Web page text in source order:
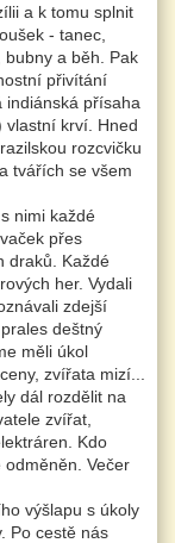
a k tomu splnit
- tanec,
a běh. Pak
přivítání
indiánská přísaha
vlastní krví. Hned
rozcvičku
tvářích se všem
nimi každé
přes
draků. Každé
her. Vydali
zdejší
deštný
měli úkol
zvířata mizí...
dál rozdělit na
zvířat,
Kdo
odměněn. Večer
výšlapu s úkoly
Po cestě nás